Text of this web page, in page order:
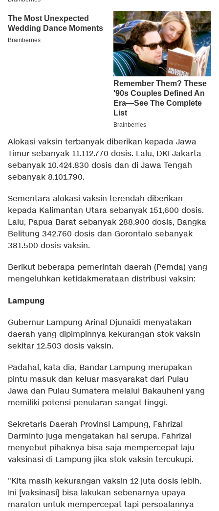
Alokasi vaksin terbanyak diberikan kepada Jawa
Timur sebanyak 11.112.770 dosis. Lalu, DKI Jakarta
sebanyak 10.424.830 dosis dan di Jawa Tengah
sebanyak 8.101.790.
Sementara alokasi vaksin terendah diberikan
kepada Kalimantan Utara sebanyak 151,600 dosis.
Lalu, Papua Barat sebanyak 288.900 dosis, Bangka
Belitung 342.760 dosis dan Gorontalo sebanyak
381.500 dosis vaksin.
Berikut beberapa pemerintah daerah (Pemda) yang
mengeluhkan ketidakmerataan distribusi vaksin:
Lampung
Gubernur Lampung Arinal Djunaidi menyatakan
daerah yang dipimpinnya kekurangan stok vaksin
sekitar 12.503 dosis vaksin.
Padahal, kata dia, Bandar Lampung merupakan
pintu masuk dan keluar masyarakat dari Pulau
Jawa dan Pulau Sumatera melalui Bakauheni yang
memiliki potensi penularan sangat tinggi.
Sekretaris Daerah Provinsi Lampung, Fahrizal
Darminto juga mengatakan hal serupa. Fahrizal
menyebut pihaknya bisa saja mempercepat laju
vaksinasi di Lampung jika stok vaksin tercukupi.
"Kita masih kekurangan vaksin 12 juta dosis lebih.
Ini [vaksinasi] bisa lakukan sebenarnya upaya
maraton untuk mempercepat tapi persoalannya